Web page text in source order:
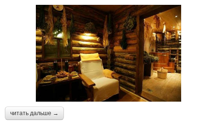
читать дальше →